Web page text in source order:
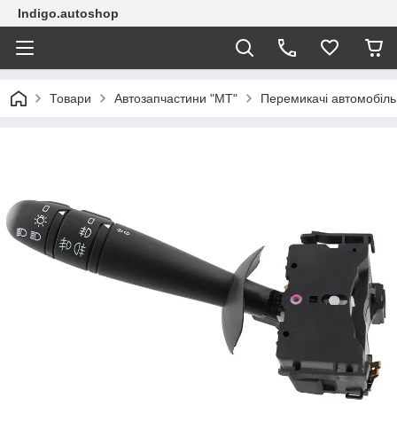
Indigo.autoshop
Товари Автозапчастини "МТ" Перемикачі